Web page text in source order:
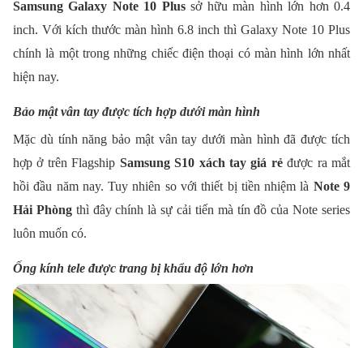
Samsung Galaxy Note 10 Plussở hữu màn hình lớn hơn 0.4
inch. Với kích thước màn hình 6.8 inch thì Galaxy Note 10 Plus
chính là một trong những chiếc điện thoại có màn hình lớn nhất
hiện nay.
Bảo mật vân tay được tích hợp dưới màn hình
Mặc dù tính năng bảo mật vân tay dưới màn hình đã được tích
hợp ở trên Flagship Samsung S10 xách tay giá rẻđược ra mắt
hồi đầu năm nay. Tuy nhiên so với thiết bị tiền nhiệm là Note 9
Hải Phòngthì đây chính là sự cải tiến mà tín đồ của Note series
luôn muốn có.
Ống kính tele được trang bị khẩu độ lớn hơn